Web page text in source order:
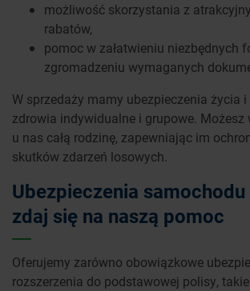
możliwość skorzystania z
rabatów,
pomoc w załatwieniu niezbędnych
zgromadzeniu wymaganych
W sprzedaży mamy ubezpieczenia życia i
zdrowia indywidualne i grupowe. Możesz
u nas całą rodzinę, zapewniając im
skutków zdarzeń losowych.
Ubezpieczenia
zdaj się na naszą pomoc
Oferujemy zarówno obowiązkowe
rozszerzenia do podstawowej polisy,